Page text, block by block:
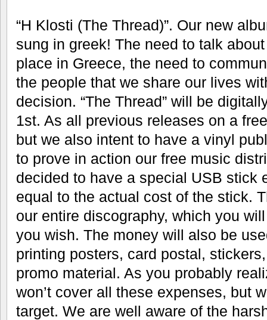
“H Klosti (The Thread)”. Our new
sung in greek! The need to talk
place in Greece, the need to
the people that we share our lives
decision. “The Thread” will be
1st. As all previous releases on a
but we also intent to have a vinyl
to prove in action our free music
decided to have a special USB stick
equal to the actual cost of the stick.
our entire discography, which you
you wish. The money will also be
printing posters, card postal,
promo material. As you probably
won’t cover all these expenses, but
target. We are well aware of the